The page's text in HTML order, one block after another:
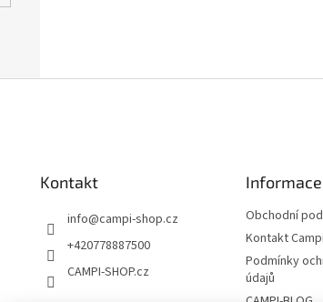
Kontakt
info@campi-shop.cz
+420778887500
CAMPI-SHOP.cz
Obchodní
Kontakt
Podmínky
údajů